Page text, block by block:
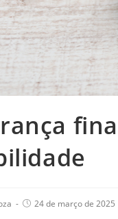
24 de março de 2025